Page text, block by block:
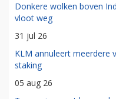
Donkere wolken boven
vloot weg
31 jul 26
KLM annuleert meerdere
staking
05 aug 26